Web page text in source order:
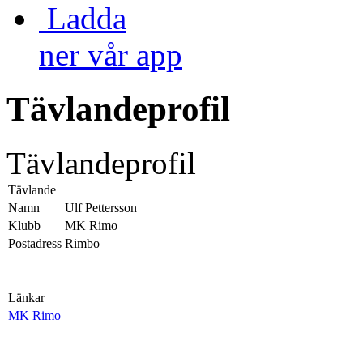
Ladda
ner vår app
Tävlandeprofil
Tävlandeprofil
Tävlande
Namn
Ulf Pettersson
Klubb
MK Rimo
Postadress Rimbo
Länkar
MK Rimo